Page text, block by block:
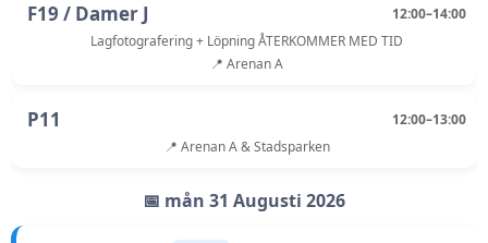
F19 / Damer J
12:00–14:00
Lagfotografering + Löpning ÅTERKOMMER MED TID
📍 Arenan A
P11
12:00–13:00
📍 Arenan A & Stadsparken
📅 mån 31 Augusti 2026